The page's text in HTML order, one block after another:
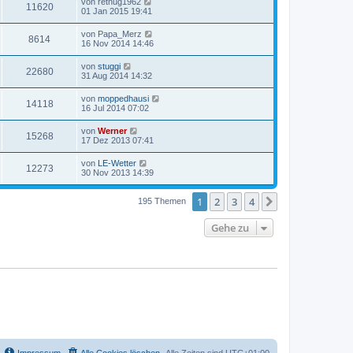
11620
01 Jan 2015 19:41
8614 von Papa_Merz
16 Nov 2014 14:46
22680 von stuggi
31 Aug 2014 14:32
14118 von moppedhausi
16 Jul 2014 07:02
15268 von Werner
17 Dez 2013 07:41
12273 von LE-Wetter
30 Nov 2013 14:39
195 Themen 1 2 3 4
Gehe zu